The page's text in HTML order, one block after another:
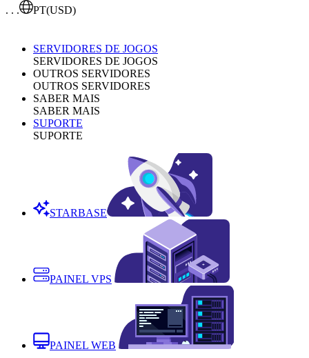
. . .
PT(USD)
SERVIDORES DE JOGOS
SERVIDORES DE JOGOS
OUTROS SERVIDORES
OUTROS SERVIDORES
SABER MAIS
SABER MAIS
SUPORTE
SUPORTE
STARBASE
PAINEL VPS
PAINEL WEB